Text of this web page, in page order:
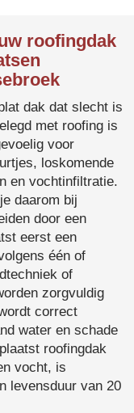
roofingdak
dak dat slecht is
met roofing is
voor
loskomende
en vochtinfiltratie.
daarom bij
door een
eerst een
één of
of
zorgvuldig
correct
water en schade
roofingdak
vocht, is
levensduur van 20